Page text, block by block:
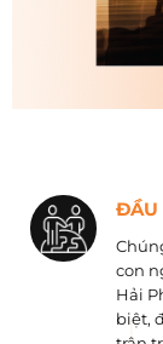
ĐẦU
con
Hải
biệt,